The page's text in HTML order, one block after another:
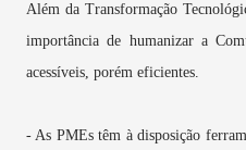
Além da Transformação
importância de humanizar a
acessíveis, porém eficientes.
- As PMEs têm à disposição